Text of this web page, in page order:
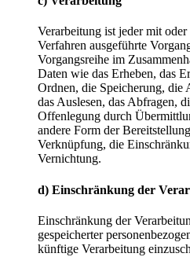
Verarbeitung ist jeder mit
Verfahren ausgeführte
Vorgangsreihe im
Daten wie das Erheben, das
Ordnen, die Speicherung, die
das Auslesen, das Abfragen,
Offenlegung durch
andere Form der
Verknüpfung, die
Vernichtung.
d) Einschränkung der
Einschränkung der
gespeicherter
künftige Verarbeitung